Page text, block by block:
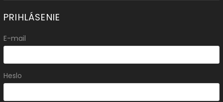
PRIHLÁSENIE
E-mail
Heslo